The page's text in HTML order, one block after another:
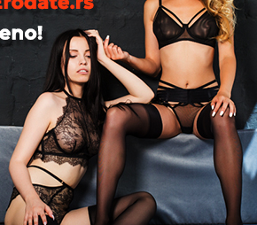
cekam....Kragujevac